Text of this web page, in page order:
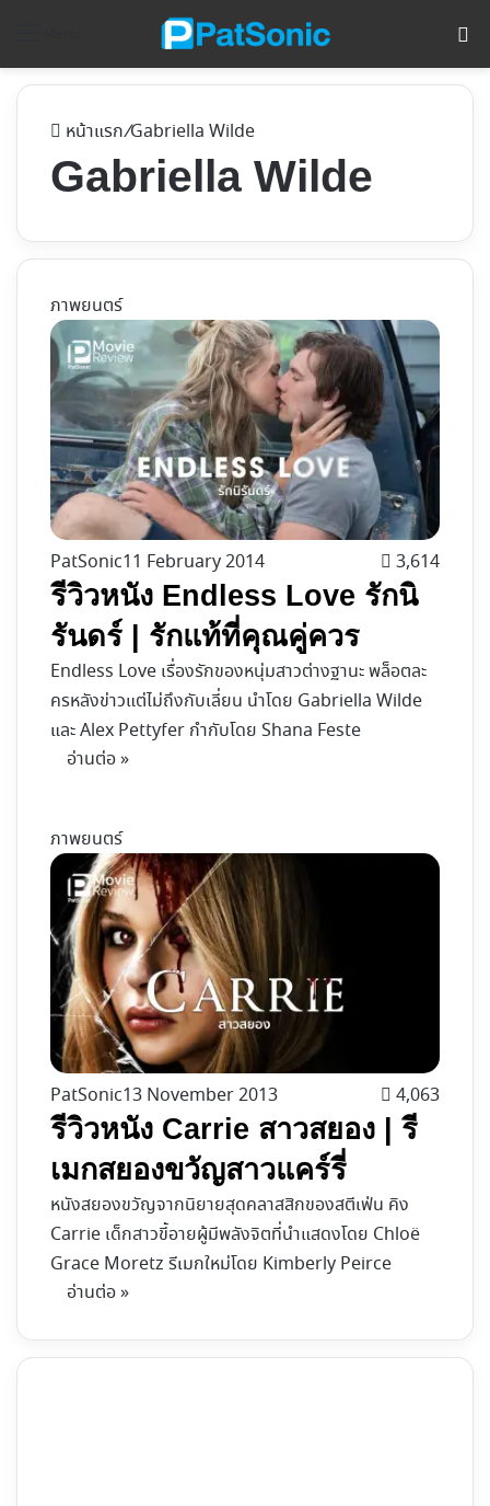
หน้าแรก/Gabriella Wilde
Gabriella Wilde
ภาพยนตร์
PatSonic11 February 2014 3,614
รีวิวหนัง Endless Love รักนิ
รันดร์ | รักแท้ที่คุณคู่ควร
Endless Love เรื่องรักของหนุ่มสาวต่างฐานะ พล็อตละ
ครหลังข่าวแต่ไม่ถึงกับเลี่ยน นำโดย Gabriella Wilde
และ Alex Pettyfer กำกับโดย Shana Feste
อ่านต่อ »
ภาพยนตร์
PatSonic13 November 2013 4,063
รีวิวหนัง Carrie สาวสยอง | รี
เมกสยองขวัญสาวแคร์รี่
หนังสยองขวัญจากนิยายสุดคลาสสิกของสตีเฟ่น คิง
Carrie เด็กสาวขี้อายผู้มีพลังจิตที่นำแสดงโดย Chloë
Grace Moretz รีเมกใหม่โดย Kimberly Peirce
อ่านต่อ »